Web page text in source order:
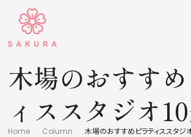
木場のおすす
ィススタジオ
Home Column 木場のおすすめピラティススタジ